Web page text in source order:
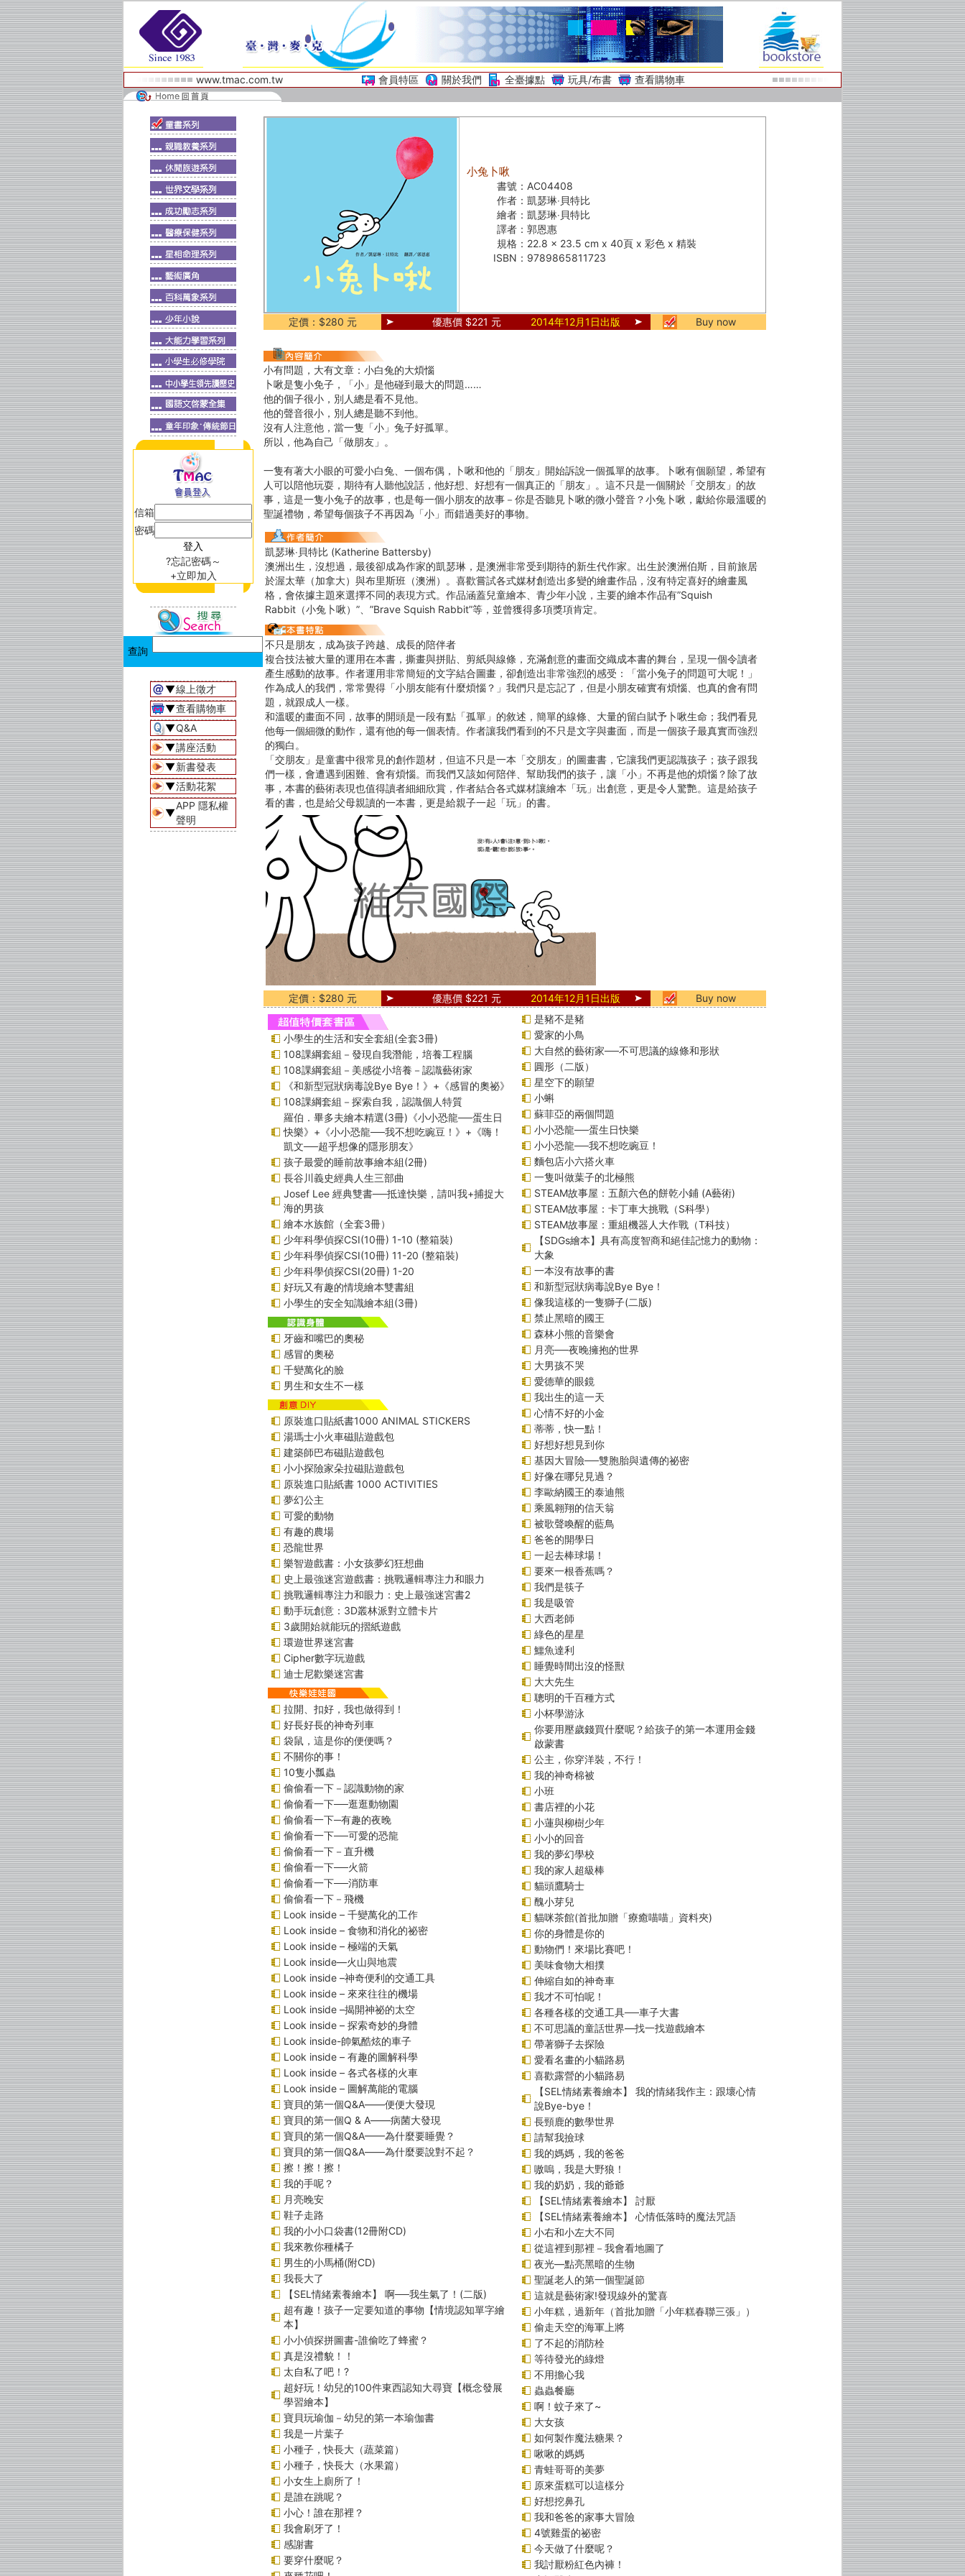
www.tmac.com.tw 會員特區 關於我們 全臺據點 玩具/布書 查看購物車
信箱
密碼
?忘記密碼～
+立即加入
▼線上徵才
▼查看購物車
▼Q&A
▼講座活動
▼新書發表
▼活動花絮
▼
APP 隱私權
聲明
小兔卜啾
書號： AC04408
作者： 凱瑟琳‧貝特比
繪者： 凱瑟琳‧貝特比
譯者： 郭恩惠
規格： 22.8 x 23.5 cm x 40頁 x 彩色 x 精裝
ISBN： 9789865811723
定價：$280 元 優惠價 $221 元 2014年12月1日出版 Buy now
小有問題，大有文章：小白兔的大煩惱
卜啾是隻小免子，「小」是他碰到最大的問題……
他的個子很小，別人總是看不見他。
他的聲音很小，別人總是聽不到他。
沒有人注意他，當一隻「小」兔子好孤單。
所以，他為自己「做朋友」。
一隻有著大小眼的可愛小白兔、一個布偶，卜啾和他的「朋友」開始訴說一個孤單的故事。卜啾有個願望，希望有
人可以陪他玩耍，期待有人聽他說話，他好想、好想有一個真正的「朋友」。這不只是一個關於「交朋友」的故
事，這是一隻小兔子的故事，也是每一個小朋友的故事－你是否聽見卜啾的微小聲音？小兔卜啾，獻給你最溫暖的
聖誕禮物，希望每個孩子不再因為「小」而錯過美好的事物。
凱瑟琳‧貝特比 (Katherine Battersby)
澳洲出生，沒想過，最後卻成為作家的凱瑟琳，是澳洲非常受到期待的新生代作家。出生於澳洲伯斯，目前旅居
於渥太華（加拿大）與布里斯班（澳洲）。喜歡嘗試各式媒材創造出多變的繪畫作品，沒有特定喜好的繪畫風
格，會依據主題來選擇不同的表現方式。作品涵蓋兒童繪本、青少年小說，主要的繪本作品有”Squish
Rabbit（小兔卜啾）”、”Brave Squish Rabbit”等，並曾獲得多項獎項肯定。
不只是朋友，成為孩子跨越、成長的陪伴者
複合技法被大量的運用在本書，撕畫與拼貼、剪紙與線條，充滿創意的畫面交織成本書的舞台，呈現一個令讀者
產生感動的故事。作者運用非常簡短的文字結合圖畫，卻創造出非常強烈的感受：「當小兔子的問題可大呢！」
作為成人的我們，常常覺得「小朋友能有什麼煩惱？」我們只是忘記了，但是小朋友確實有煩惱、也真的會有問
題，就跟成人一樣。
和溫暖的畫面不同，故事的開頭是一段有點「孤單」的敘述，簡單的線條、大量的留白賦予卜啾生命；我們看見
他每一個細微的動作，還有他的每一個表情。作者讓我們看到的不只是文字與畫面，而是一個孩子最真實而強烈
的獨白。
「交朋友」是童書中很常見的創作題材，但這不只是一本「交朋友」的圖畫書，它讓我們更認識孩子；孩子跟我
們一樣，會遭遇到困難、會有煩惱。而我們又該如何陪伴、幫助我們的孩子，讓「小」不再是他的煩惱？除了故
事，本書的藝術表現也值得讀者細細欣賞，作者結合各式媒材讓繪本「玩」出創意，更是令人驚艷。這是給孩子
看的書，也是給父母親讀的一本書，更是給親子一起「玩」的書。
定價：$280 元 優惠價 $221 元 2014年12月1日出版 Buy now
小學生的生活和安全套組(全套3冊)
108課綱套組－發現自我潛能，培養工程腦
108課綱套組－美感從小培養－認識藝術家
《和新型冠狀病毒說Bye Bye！》+《感冒的奧祕》
108課綱套組－探索自我，認識個人特質
羅伯．畢多夫繪本精選(3冊)《小小恐龍──蛋生日
快樂》+《小小恐龍──我不想吃豌豆！》+《嗨！
凱文──超乎想像的隱形朋友》
孩子最愛的睡前故事繪本組(2冊)
長谷川義史經典人生三部曲
Josef Lee 經典雙書──抵達快樂，請叫我+捕捉大
海的男孩
繪本水族館（全套3冊）
少年科學偵探CSI(10冊) 1-10 (整箱裝)
少年科學偵探CSI(10冊) 11-20 (整箱裝)
少年科學偵探CSI(20冊) 1-20
好玩又有趣的情境繪本雙書組
小學生的安全知識繪本組(3冊)
牙齒和嘴巴的奧秘
感冒的奧秘
千變萬化的臉
男生和女生不一樣
原裝進口貼紙書1000 ANIMAL STICKERS
湯瑪士小火車磁貼遊戲包
建築師巴布磁貼遊戲包
小小探險家朵拉磁貼遊戲包
原裝進口貼紙書 1000 ACTIVITIES
夢幻公主
可愛的動物
有趣的農場
恐龍世界
樂智遊戲書：小女孩夢幻狂想曲
史上最強迷宮遊戲書：挑戰邏輯專注力和眼力
挑戰邏輯專注力和眼力：史上最強迷宮書2
動手玩創意：3D叢林派對立體卡片
3歲開始就能玩的摺紙遊戲
環遊世界迷宮書
Cipher數字玩遊戲
迪士尼歡樂迷宮書
拉開、扣好，我也做得到！
好長好長的神奇列車
袋鼠，這是你的便便嗎？
不關你的事！
10隻小瓢蟲
偷偷看一下－認識動物的家
偷偷看一下──逛逛動物園
偷偷看一下─有趣的夜晚
偷偷看一下──可愛的恐龍
偷偷看一下－直升機
偷偷看一下──火箭
偷偷看一下──消防車
偷偷看一下－飛機
Look inside – 千變萬化的工作
Look inside – 食物和消化的祕密
Look inside – 極端的天氣
Look inside—火山與地震
Look inside –神奇便利的交通工具
Look inside – 來來往往的機場
Look inside –揭開神祕的太空
Look inside – 探索奇妙的身體
Look inside-帥氣酷炫的車子
Look inside – 有趣的圖解科學
Look inside – 各式各樣的火車
Look inside – 圖解萬能的電腦
寶貝的第一個Q&A――便便大發現
寶貝的第一個Q & A――病菌大發現
寶貝的第一個Q&A——為什麼要睡覺？
寶貝的第一個Q&A――為什麼要說對不起？
擦！擦！擦！
我的手呢？
月亮晚安
鞋子走路
我的小小口袋書(12冊附CD)
我來教你種橘子
男生的小馬桶(附CD)
我長大了
【SEL情緒素養繪本】 啊──我生氣了！(二版)
超有趣！孩子一定要知道的事物【情境認知單字繪
本】
小小偵探拼圖書-誰偷吃了蜂蜜？
真是沒禮貌！！
太自私了吧！?
超好玩！幼兒的100件東西認知大尋寶【概念發展
學習繪本】
寶貝玩瑜伽－幼兒的第一本瑜伽書
我是一片葉子
小種子，快長大（蔬菜篇）
小種子，快長大（水果篇）
小女生上廁所了！
是誰在跳呢？
小心！誰在那裡？
我會刷牙了！
感謝書
要穿什麼呢？
是豬不是豬
愛家的小鳥
大自然的藝術家──不可思議的線條和形狀
圓形（二版）
星空下的願望
小蝌
蘇菲亞的兩個問題
小小恐龍──蛋生日快樂
小小恐龍──我不想吃豌豆！
麵包店小六搭火車
一隻叫做葉子的北極熊
STEAM故事屋：五顏六色的餅乾小鋪 (A藝術)
STEAM故事屋：卡丁車大挑戰（S科學）
STEAM故事屋：重組機器人大作戰（T科技）
【SDGs繪本】具有高度智商和絕佳記憶力的動物：
大象
一本沒有故事的書
和新型冠狀病毒說Bye Bye！
像我這樣的一隻獅子(二版)
禁止黑暗的國王
森林小熊的音樂會
月亮──夜晚擁抱的世界
大男孩不哭
愛德華的眼鏡
我出生的這一天
心情不好的小金
蒂蒂，快一點！
好想好想見到你
基因大冒險──雙胞胎與遺傳的祕密
好像在哪兒見過？
李歐納國王的泰迪熊
乘風翱翔的信天翁
被歌聲喚醒的藍鳥
爸爸的開學日
一起去棒球場！
要來一根香蕉嗎？
我們是筷子
我是吸管
大西老師
綠色的星星
鱷魚達利
睡覺時間出沒的怪獸
大大先生
聰明的千百種方式
小杯學游泳
你要用壓歲錢買什麼呢？給孩子的第一本運用金錢
啟蒙書
公主，你穿洋裝，不行！
我的神奇棉被
小班
書店裡的小花
小蓮與柳樹少年
小小的回音
我的夢幻學校
我的家人超級棒
貓頭鷹騎士
醜小芽兒
貓咪茶館(首批加贈「療癒喵喵」資料夾)
你的身體是你的
動物們！來場比賽吧！
美味食物大相撲
伸縮自如的神奇車
我才不可怕呢！
各種各樣的交通工具──車子大書
不可思議的童話世界—找一找遊戲繪本
帶著獅子去探險
愛看名畫的小貓路易
喜歡露營的小貓路易
【SEL情緒素養繪本】 我的情緒我作主：跟壞心情
說Bye-bye！
長頸鹿的數學世界
請幫我撿球
我的媽媽，我的爸爸
嗷嗚，我是大野狼！
我的奶奶，我的爺爺
【SEL情緒素養繪本】 討厭
【SEL情緒素養繪本】 心情低落時的魔法咒語
小右和小左大不同
從這裡到那裡－我會看地圖了
夜光—點亮黑暗的生物
聖誕老人的第一個聖誕節
這就是藝術家!發現線外的驚喜
小年糕，過新年（首批加贈「小年糕春聯三張」）
偷走天空的海軍上將
了不起的消防栓
等待發光的綠燈
不用擔心我
蟲蟲餐廳
啊！蚊子來了~
大女孩
如何製作魔法糖果？
啾啾的媽媽
青蛙哥哥的美夢
原來蛋糕可以這樣分
好想挖鼻孔
我和爸爸的家事大冒險
4號雞蛋的祕密
今天做了什麼呢？
我討厭粉紅色內褲！